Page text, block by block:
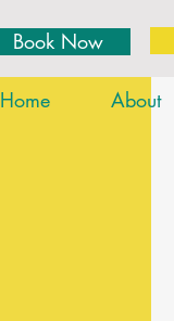
Book Now
Home About